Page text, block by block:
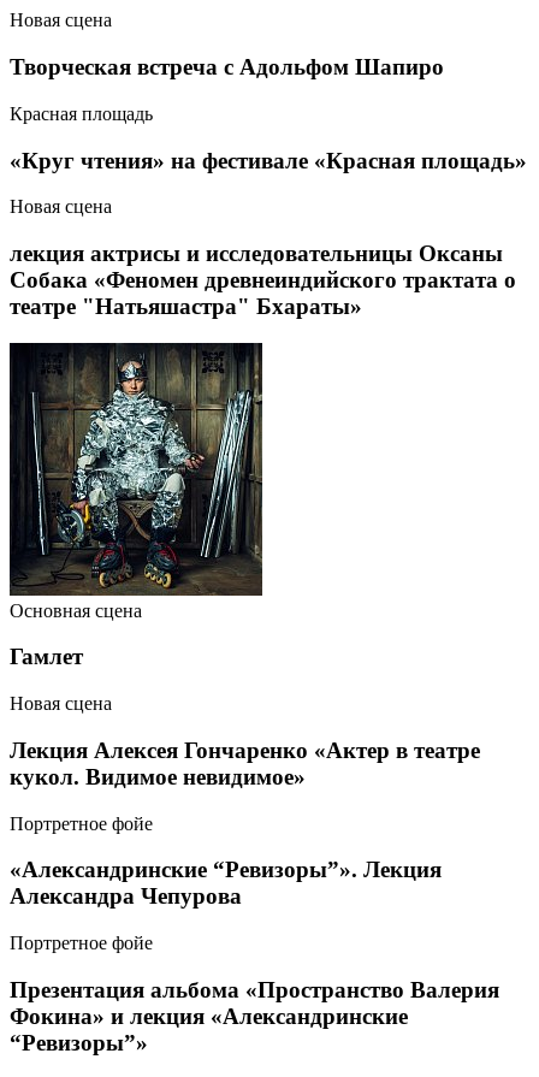
Новая сцена
Творческая встреча с Адольфом Шапиро
Красная площадь
«Круг чтения» на фестивале «Красная площадь»
Новая сцена
лекция актрисы и исследовательницы Оксаны
Собака «Феномен древнеиндийского трактата о
театре "Натьяшастра" Бхараты»
Основная сцена
Гамлет
Новая сцена
Лекция Алексея Гончаренко «Актер в театре
кукол. Видимое невидимое»
Портретное фойе
«Александринские “Ревизоры”». Лекция
Александра Чепурова
Портретное фойе
Презентация альбома «Пространство Валерия
Фокина» и лекция «Александринские
“Ревизоры”»